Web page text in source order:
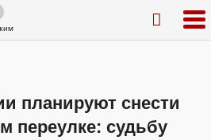
планируют снести
переулке: судьбу